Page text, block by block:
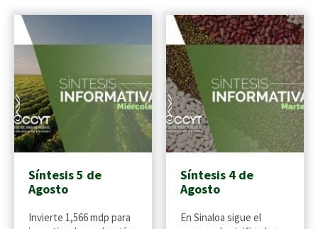
Síntesis 5 de
Agosto
Invierte 1,566 mdp para
Síntesis 4 de
Agosto
En Sinaloa sigue el